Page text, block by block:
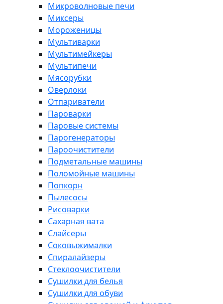
Микроволновые печи
Миксеры
Мороженицы
Мультиварки
Мультимейкеры
Мультипечи
Мясорубки
Оверлоки
Отпариватели
Пароварки
Паровые системы
Парогенераторы
Пароочистители
Подметальные машины
Поломойные машины
Попкорн
Пылесосы
Рисоварки
Сахарная вата
Слайсеры
Соковыжималки
Спиралайзеры
Стеклоочистители
Сушилки для белья
Сушилки для обуви